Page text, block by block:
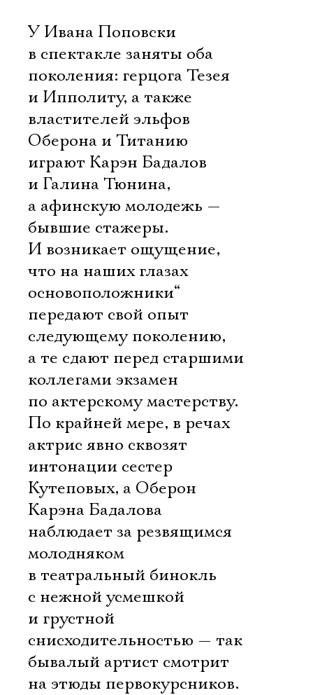
У Ивана Поповски
в спектакле заняты оба
поколения: герцога Тезея
и Ипполиту, а также
властителей эльфов
Оберона и Титанию
играют Карэн Бадалов
и Галина Тюнина,
а афинскую молодежь —
бывшие стажеры.
И возникает ощущение,
что на наших глазах
основоположники“
передают свой опыт
следующему поколению,
а те сдают перед старшими
коллегами экзамен
по актерскому мастерству.
По крайней мере, в речах
актрис явно сквозят
интонации сестер
Кутеповых, а Оберон
Карэна Бадалова
наблюдает за резвящимся
молодняком
в театральный бинокль
с нежной усмешкой
и грустной
снисходительностью — так
бывалый артист смотрит
на этюды первокурсников.